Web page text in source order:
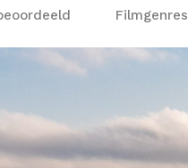
Filmgenres